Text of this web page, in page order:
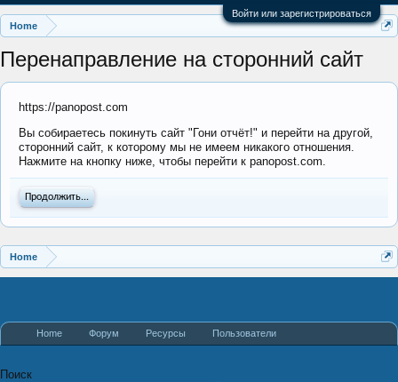
Войти или зарегистрироваться
Home
Перенаправление на сторонний сайт
https://panopost.com
Вы собираетесь покинуть сайт "Гони отчёт!" и перейти на другой,
сторонний сайт, к которому мы не имеем никакого отношения.
Нажмите на кнопку ниже, чтобы перейти к panopost.com.
Продолжить...
Home
Home Форум Ресурсы Пользователи
Поиск